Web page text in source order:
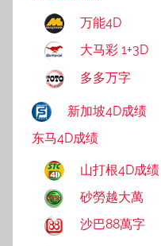
万能4D
大马彩 1+3D
多多万字
新加坡4D成绩
东马4D成绩
山打根4D成绩
砂勞越大萬
沙巴88萬字